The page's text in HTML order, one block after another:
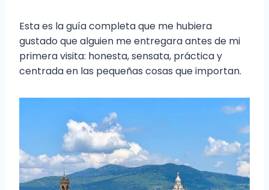
Esta es la guía completa que me hubiera
gustado que alguien me entregara antes de mi
primera visita: honesta, sensata, práctica y
centrada en las pequeñas cosas que importan.